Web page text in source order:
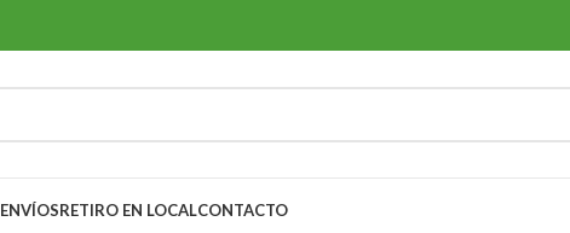
ENVÍOSRETIRO EN LOCALCONTACTO